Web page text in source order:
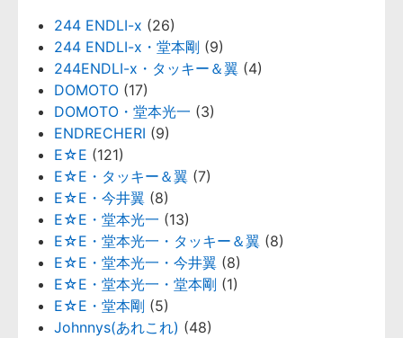
244 ENDLI-x (26)
244 ENDLI-x・堂本剛 (9)
244ENDLI-x・タッキー＆翼 (4)
DOMOTO (17)
DOMOTO・堂本光一 (3)
ENDRECHERI (9)
E☆E (121)
E☆E・タッキー＆翼 (7)
E☆E・今井翼 (8)
E☆E・堂本光一 (13)
E☆E・堂本光一・タッキー＆翼 (8)
E☆E・堂本光一・今井翼 (8)
E☆E・堂本光一・堂本剛 (1)
E☆E・堂本剛 (5)
Johnnys(あれこれ) (48)